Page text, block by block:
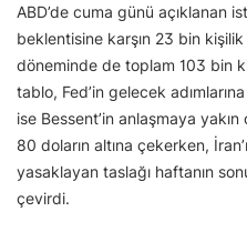
ABD’de cuma günü açıklanan
beklentisine karşın 23 bin
döneminde de toplam 103 bin
tablo, Fed’in gelecek
ise Bessent’in anlaşmaya
80 doların altına çekerken,
yasaklayan taslağı haftanın
çevirdi.